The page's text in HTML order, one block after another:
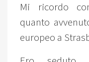
Mi ricordo
quanto
europeo a